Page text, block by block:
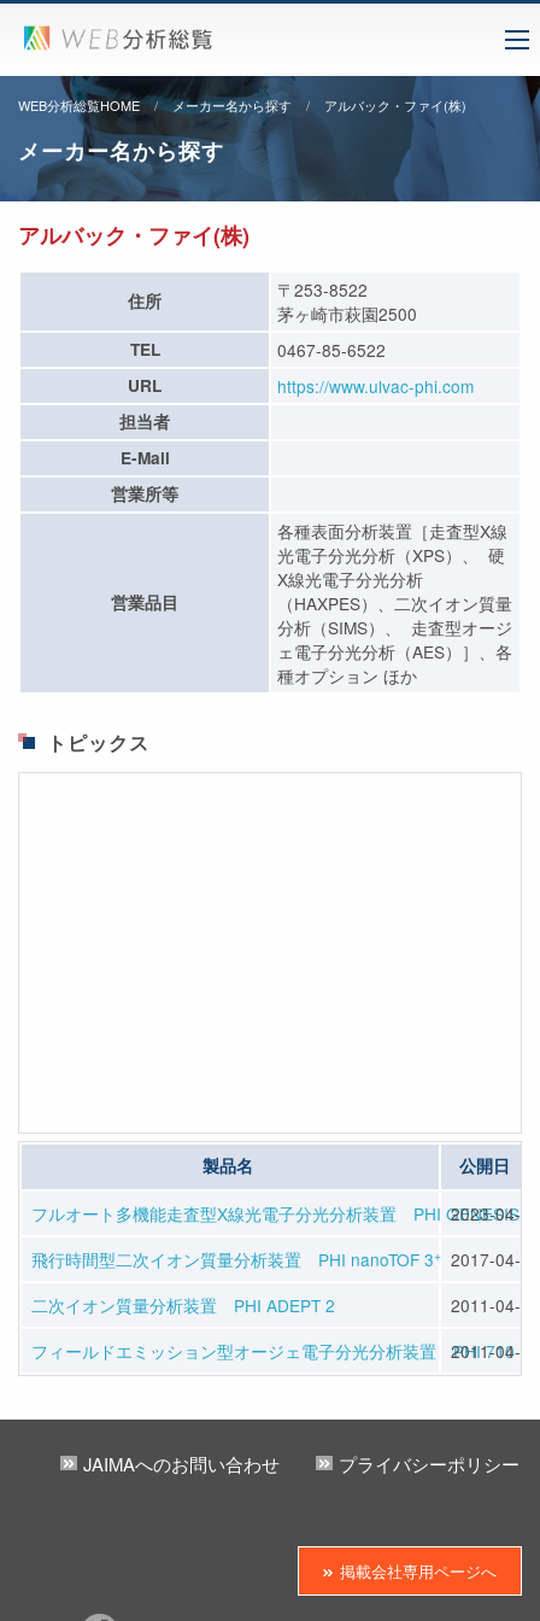
WEB分析総覧HOME メーカー名から探す アルバック・ファイ(株)
メーカー名から探す
アルバック・ファイ(株)
住所
〒253-8522
茅ヶ崎市萩園2500
TEL 0467-85-6522
URL https://www.ulvac-phi.com
担当者
E-Mail
営業所等
営業品目
各種表面分析装置［走査型X線
光電子分光分析（XPS）、 硬
X線光電子分光分析
（HAXPES）、二次イオン質量
分析（SIMS）、 走査型オージ
ェ電子分光分析（AES）］、各
種オプション ほか
トピックス
製品名 公開日
フルオート多機能走査型X線光電子分光分析装置 PHI GENESIS
2023-04-13
飛行時間型二次イオン質量分析装置 PHI nanoTOF 3+ 2017-04-12
二次イオン質量分析装置 PHI ADEPT 2
2011-04-01
フィールドエミッション型オージェ電子分光分析装置 PHI 710
2011-04-01
JAIMAへのお問い合わせ プライバシーポリシー
掲載会社専用ページへ